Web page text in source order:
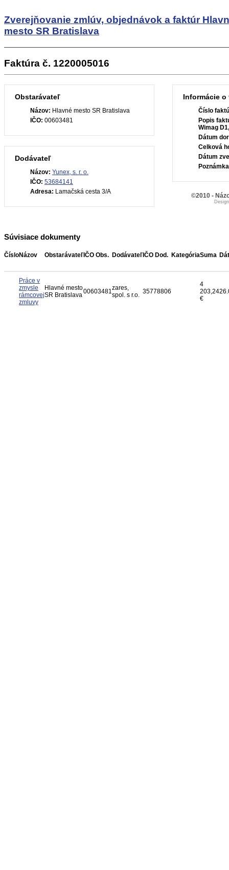
Zverejňovanie zmlúv, objednávok a faktúr
mesto SR Bratislava
Faktúra č. 1220005016
Obstarávateľ
Názov: Hlavné mesto SR Bratislava
IČO: 00603481
Dodávateľ
Názov: Yunex, s. r. o.
IČO: 53684141
Adresa: Lamačská cesta 3/A
Informácie o
Číslo
Popis
Wimag
Dátum
Celková
Dátum
Súvisiace dokumenty
ČísloNázov Obstarávateľ IČO Obs. Dodávateľ IČO Dod. KategóriaSuma
Práce v
zmysle
rámcovej
zmluvy
Hlavné mesto
SR Bratislava00603481zares,
spol. s r.o. 35778806
4
203,24
€
©2010 -